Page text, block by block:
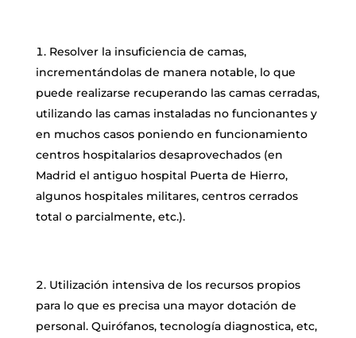
Resolver la insuficiencia de camas,
incrementándolas de manera notable, lo que
puede realizarse recuperando las camas cerradas,
utilizando las camas instaladas no funcionantes y
en muchos casos poniendo en funcionamiento
centros hospitalarios desaprovechados (en
Madrid el antiguo hospital Puerta de Hierro,
algunos hospitales militares, centros cerrados
total o parcialmente, etc.).
Utilización intensiva de los recursos propios
para lo que es precisa una mayor dotación de
personal. Quirófanos, tecnología diagnostica, etc,